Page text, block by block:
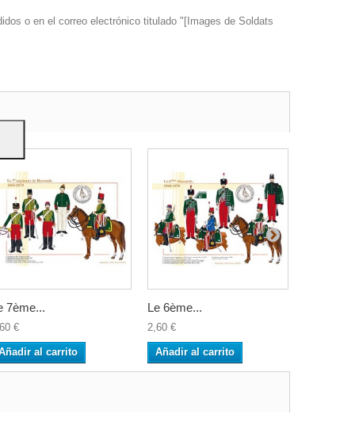
o en el correo electrónico titulado "[Images de Soldats
7ème...
€
al carrito
Le 6ème...
2,60 €
Añadir al carrito
y